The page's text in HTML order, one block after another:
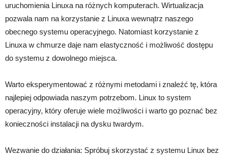
uruchomienia Linuxa na różnych komputerach. Wirtualizacja
pozwala nam na korzystanie z Linuxa wewnątrz naszego
obecnego systemu operacyjnego. Natomiast korzystanie z
Linuxa w chmurze daje nam elastyczność i możliwość dostępu
do systemu z dowolnego miejsca.
Warto eksperymentować z różnymi metodami i znaleźć tę, która
najlepiej odpowiada naszym potrzebom. Linux to system
operacyjny, który oferuje wiele możliwości i warto go poznać bez
konieczności instalacji na dysku twardym.
Wezwanie do działania: Spróbuj skorzystać z systemu Linux bez